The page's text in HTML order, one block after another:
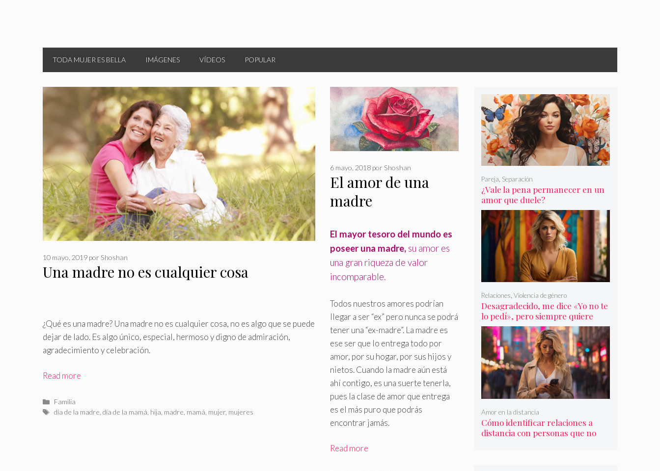
TODA MUJER ES BELLA IMÁGENES VÍDEOS POPULAR
Una madre no es cualquier cosa
10 mayo, 2019 por Shoshan
¿Qué es una madre? Una madre no es cualquier cosa, no es algo que se puede
dejar de lado. Es algo único, especial, hermoso y digno de admiración,
agradecimiento y celebración.
Read more
Categorías
Familia
Etiquetas
día de la madre ,día de la mamá hija madre mamá mujer, mujeres
El amor de una
madre
6 mayo, 2018 por Shoshan
El mayor tesoro del mundo es
poseer una madre, su amor es
una gran riqueza de valor
incomparable.
Todos nuestros amores podrían
llegar a ser “ex” pero nunca se podrá
tener una “ex-madre”. La madre es
ese ser que lo entrega todo por
amor, por su hogar, por sus hijos y
nietos. Cuando la madre aún está
ahí contigo, es una suerte tenerla,
pues la clase de amor que entrega
es el más puro que podrás
encontrar jamás.
Read more
¿Vale la pena permanecer en un
amor que duele?
Pareja Separación
Desagradecido, me dice «Yo no te
lo pedí», pero siempre quiere
más
Relaciones, Violencia de género
Cómo identificar relaciones a
distancia con personas que no
Amor en la distancia